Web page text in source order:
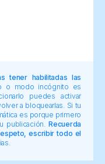
tener habilitadas las
o modo incógnito es
puedes activar
a bloquearlas. Si tu
es porque primero
publicación.Recuerda
escribir todo el